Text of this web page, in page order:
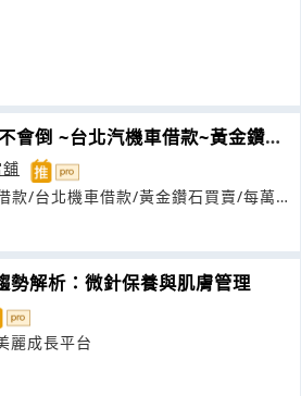
會倒 ~台北汽機車借款~黃金鑽石
款/台北機車借款/黃金鑽石買賣/每萬
勢解析：微針保養與肌膚管理
麗成長平台